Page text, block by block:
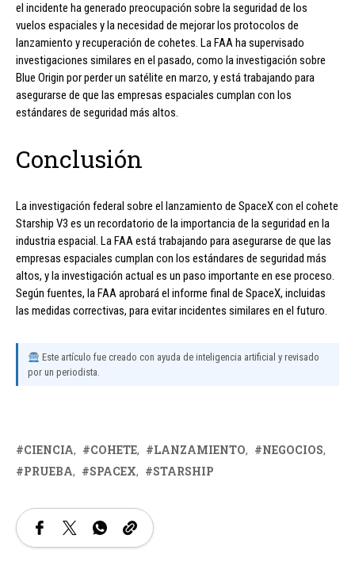
el incidente ha generado preocupación sobre la seguridad de los
vuelos espaciales y la necesidad de mejorar los protocolos de
lanzamiento y recuperación de cohetes. La FAA ha supervisado
investigaciones similares en el pasado, como la investigación sobre
Blue Origin por perder un satélite en marzo, y está trabajando para
asegurarse de que las empresas espaciales cumplan con los
estándares de seguridad más altos.
Conclusión
La investigación federal sobre el lanzamiento de SpaceX con el cohete
Starship V3 es un recordatorio de la importancia de la seguridad en la
industria espacial. La FAA está trabajando para asegurarse de que las
empresas espaciales cumplan con los estándares de seguridad más
altos, y la investigación actual es un paso importante en ese proceso.
Según fuentes, la FAA aprobará el informe final de SpaceX, incluidas
las medidas correctivas, para evitar incidentes similares en el futuro.
Este artículo fue creado con ayuda de inteligencia artificial y revisado
por un periodista.
CIENCIA COHETE LANZAMIENTO
NEGOCIOS
PRUEBA
SPACEX STARSHIP